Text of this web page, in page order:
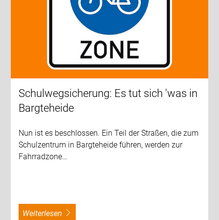
Schulwegsicherung: Es tut sich 'was in
Bargteheide
Nun ist es beschlossen. Ein Teil der Straßen, die zum
Schulzentrum in Bargteheide führen, werden zur
Fahrradzone…
weiterlesen